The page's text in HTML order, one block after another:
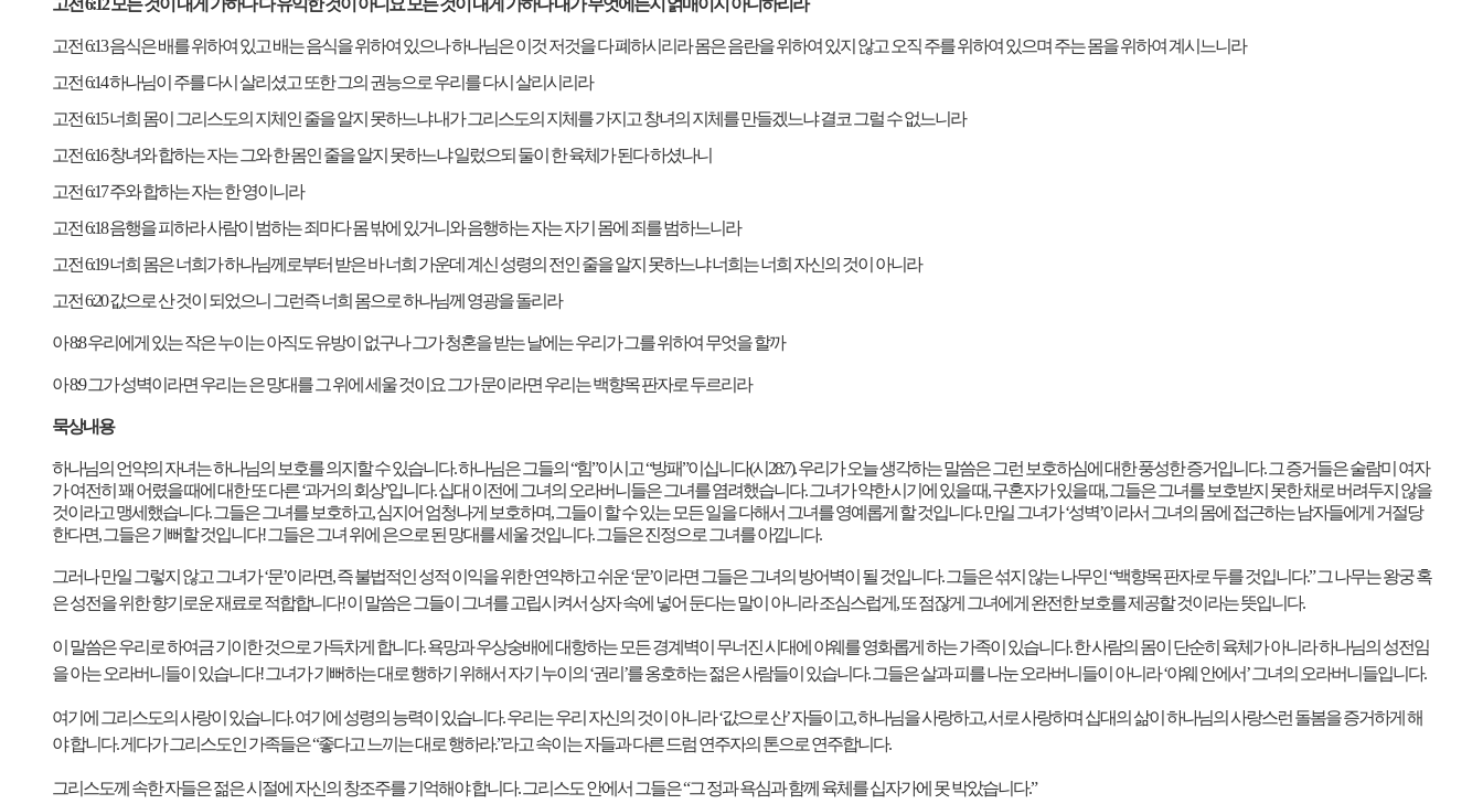
고전6:12모든 것이 내게 가하나 다 유익한 것이 아니요 모든 것이 내게 가하나 내가 무엇에든지 얽매이지 아니하리라
고전6:13음식은 배를 위하여 있고 배는 음식을 위하여 있으나 하나님은 이것 저것을 다 폐하시리라 몸은 음란을 위하여 있지 않고 오직 주를 위하여 있으며 주는 몸을 위하여 계시느니라
고전6:14하나님이 주를 다시 살리셨고 또한 그의 권능으로 우리를 다시 살리시리라
고전6:15너희 몸이 그리스도의 지체인 줄을 알지 못하느냐 내가 그리스도의 지체를 가지고 창녀의 지체를 만들겠느냐 결코 그럴 수 없느니라
고전6:16창녀와 합하는 자는 그와 한 몸인 줄을 알지 못하느냐 일렀으되 둘이 한 육체가 된다 하셨나니
고전6:17주와 합하는 자는 한 영이니라
고전6:18음행을 피하라 사람이 범하는 죄마다 몸 밖에 있거니와 음행하는 자는 자기 몸에 죄를 범하느니라
고전6:19너희 몸은 너희가 하나님께로부터 받은 바 너희 가운데 계신 성령의 전인 줄을 알지 못하느냐 너희는 너희 자신의 것이 아니라
고전6:20값으로 산 것이 되었으니 그런즉 너희 몸으로 하나님께 영광을 돌리라
아8:8우리에게 있는 작은 누이는 아직도 유방이 없구나 그가 청혼을 받는 날에는 우리가 그를 위하여 무엇을 할까
아8:9그가 성벽이라면 우리는 은 망대를 그 위에 세울 것이요 그가 문이라면 우리는 백향목 판자로 두르리라
묵상내용
하나님의 언약의 자녀는 하나님의 보호를 의지할 수 있습니다.하나님은 그들의 “힘”이시고“방패”이십니다(시 28:7).우리가 오늘 생각하는 말씀은 그런 보호하심에 대한 풍성한 증거입니다.그 증거들은 술람미 여자
가 여전히 꽤 어렸을 때에 대한 또 다른‘과거의 회상’입니다.십대 이전에 그녀의 오라버니들은 그녀를 염려했습니다.그녀가 약한 시기에 있을 때,구혼자가 있을 때,그들은 그녀를 보호받지 못한 채로 버려두지 않을
것이라고 맹세했습니다.그들은 그녀를 보호하고,심지어 엄청나게 보호하며,그들이 할 수 있는 모든 일을 다해서 그녀를 영예롭게 할 것입니다.만일 그녀가‘성벽’이라서 그녀의 몸에 접근하는 남자들에게 거절당
한다면,그들은 기뻐할 것입니다!그들은 그녀 위에 은으로 된 망대를 세울 것입니다.그들은 진정으로 그녀를 아낍니다.
그러나 만일 그렇지 않고 그녀가‘문’이라면,즉 불법적인 성적 이익을 위한 연약하고 쉬운‘문’이라면 그들은 그녀의 방어벽이 될 것입니다.그들은 섞지 않는 나무인“백향목 판자로 두를 것입니다.”그 나무는 왕궁 혹
은 성전을 위한 향기로운 재료로 적합합니다!이 말씀은 그들이 그녀를 고립시켜서 상자 속에 넣어 둔다는 말이 아니라 조심스럽게 ,또 점잖게 그녀에게 완전한 보호를 제공할 것이라는 뜻입니다.
이 말씀은 우리로 하여금 기이한 것으로 가득차게 합니다.욕망과 우상숭배에 대항하는 모든 경계벽이 무너진 시대에 야웨를 영화롭게 하는 가족이 있습니다.한 사람의 몸이 단순히 육체가 아니라 하나님의 성전임
을 아는 오라버니들이 있습니다!그녀가 기뻐하는 대로 행하기 위해서 자기 누이의 ‘권리 ’를 옹호하는 젊은 사람들이 있습니다.그들은 살과 피를 나눈 오라버니들이 아니라‘야웨 안에서’그녀의 오라버니들입니다.
여기에 그리스도의 사랑이 있습니다.여기에 성령의 능력이 있습니다.우리는 우리 자신의 것이 아니라‘값으로 산’자들이고,하나님을 사랑하고,서로 사랑하며 십대의 삶이 하나님의 사랑스런 돌봄을 증거하게 해
야 합니다.게다가 그리스도인 가족들은“좋다고 느끼는 대로 행하라.”라고 속이는 자들과 다른 드럼 연주자의 톤으로 연주합니다.
그리스도께 속한 자들은 젊은 시절에 자신의 창조주를 기억해야 합니다.그리스도 안에서 그들은“그 정과 욕심과 함께 육체를 십자가에 못 박았습니다.”